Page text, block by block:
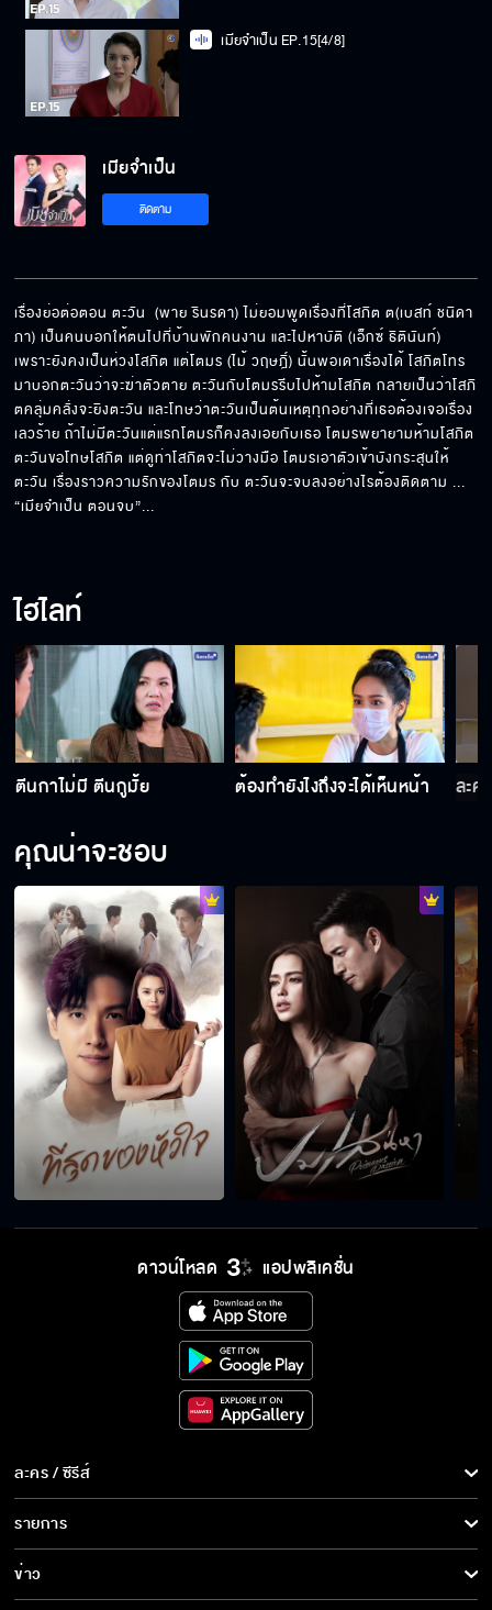
เมียจำเป็น EP.15[4/8]
เมียจำเป็น EP.15[7/8]
เมียจำเป็น EP.15[8/8]
เมียจำเป็น
ติดตาม
เรื่องย่อต่อตอน ตะวัน  (พาย รินรดา) ไม่ยอมพูดเรื่องที่โสภิต ต(เบสท์ ชนิดา
ภา) เป็นคนบอกให้ตนไปที่บ้านพักคนงาน และไปหาบัติ (เอ็กซ์ ธิตินันท์)
เพราะยังคงเป็นห่วงโสภิต แต่โตมร (ไม้ วฤษฎิ์) นั้นพอเดาเรื่องได้ โสภิตโทร
มาบอกตะวันว่าจะฆ่าตัวตาย ตะวันกับโตมรรีบไปห้ามโสภิต กลายเป็นว่าโสภิ
ตคลุ่มคลั่งจะยิงตะวัน และโทษว่าตะวันเป็นต้นเหตุทุกอย่างที่เธอต้องเจอเรื่อง
เลวร้าย ถ้าไม่มีตะวันแต่แรกโตมรก็คงลงเอยกับเธอ โตมรพยายามห้ามโสภิต
ตะวันขอโทษโสภิต แต่ดูท่าโสภิตจะไม่วางมือ โตมรเอาตัวเข้าบังกระสุนให้
ตะวัน เรื่องราวความรักของโตมร กับ ตะวันจะจบลงอย่างไรต้องติดตาม ...
“เมียจำเป็น ตอนจบ”...
ไฮไลท์
ตีนกาไม่มี ตีนกูมั้ย ต้องทำยังไงถึงจะได้เห็นหน้า ละค
คุณน่าจะชอบ
ดาวน์โหลด แอปพลิเคชั่น
ละคร / ซีรีส์
ละคร/ซีรีส์
ซีรีส์นานาชาติ
การ์ตูน & เกม
รายการ
รายการทั้งหมด
ข่าว